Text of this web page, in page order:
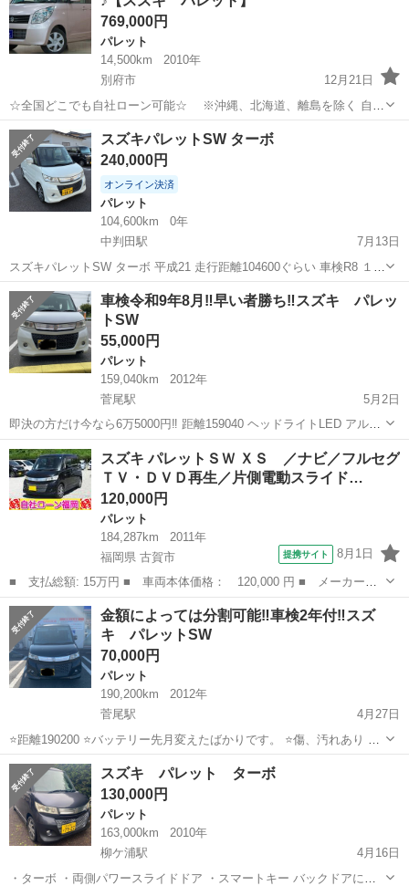
769,000円
パレット
14,500km
2010年
別府市
12月21日
☆全国どこでも自社ローン可能☆ ※沖縄、北海道、離島を除く 自己
破産、債務整理の経験あり… 転職したばかり…自営業… 頭金一括の準
備は難しい… そんな不安はオトロンにお任せ(^^)/ 自社ローン専門
店！...
大分 別府市 パレット オトロン
スズキパレットSW ターボ
240,000円
オンライン決済
パレット
104,600km
0年
中判田駅
7月13日
スズキパレットSW ターボ 平成21 走行距離104600ぐらい 車検R8 １０
月末 両側自動スライド ドラレコ バックカメラ テレビ 禁煙車 名
義変更したらすぐに乗り出せます！ 年式の割には内装も綺麗です！ 子
供が乗らなく...
大分 大分市 中判田駅 パレット
車検令和9年8月‼️早い者勝ち‼️スズキ パレッ
トSW
55,000円
パレット
159,040km
2012年
菅尾駅
5月2日
即決の方だけ今なら6万5000円‼️ 距離159040 ヘッドライトLED アルミ
ホイール ナビは付いてますが外します。 ローダウン 5月12日の受け渡
しになります！ 金額を半分払って頂ければ その日まで置いときま
す！...
大分 豊後大野市 菅尾駅
スズキ パレットＳＷ ＸＳ ／ナビ／フルセグ
ＴＶ・ＤＶＤ再生／片側電動スライド…
120,000円
パレット
184,287km
2011年
福岡県 古賀市
提携サイト 8月1日
■ 支払総額: 15万円 ■ 車両本体価格： 120,000 円 ■ メーカー
名： スズキ ■ 車種名： パレットＳＷ ■ グレード名： ＸＳ
／ナビ／フルセグＴＶ・ＤＶＤ再生／片側電動スライド・ドア／両側
スライド・ドア／...
福岡 古賀市 パレット
金額によっては分割可能‼️車検2年付‼️スズ
キ パレットSW
70,000円
パレット
190,200km
2012年
菅尾駅
4月27日
⭐️距離190200 ⭐️バッテリー先月変えたばかりです。 ⭐️傷、汚れあり ⭐️
ナビなし ⭐️フォグ4色切り替え『ホワイト』『黄色』 『ブルー』『ピ
ンク』 ⭐️CVT不具合 現金一括でお願いします。 CVT不具合と書いて...
大分 豊後大野市 菅尾駅 パレット 黄色
スズキ パレット ターボ
130,000円
パレット
163,000km
2010年
柳ケ浦駅
4月16日
・ターボ ・両側パワースライドドア ・スマートキー バックドアに軽